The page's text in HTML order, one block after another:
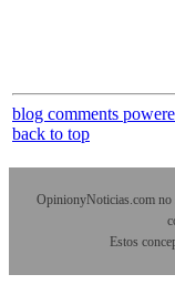
blog comments
back to top
OpinionyNoticias.com no
Estos